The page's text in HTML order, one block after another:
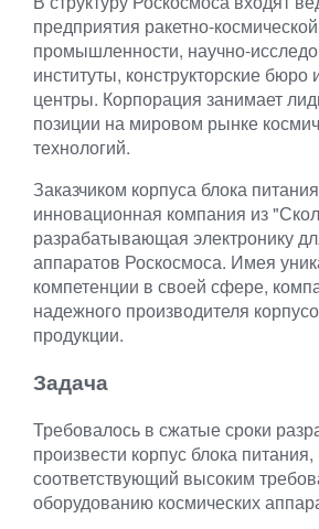
предприятия ракетно-космической
промышленности, научно-
институты, конструкторские
центры. Корпорация занимает
позиции на мировом рынке
технологий.
Заказчиком корпуса блока
инновационная компания из
разрабатывающая электронику
аппаратов Роскосмоса. Имея
компетенции в своей сфере,
надежного производителя
продукции.
Задача
Требовалось в сжатые сроки
произвести корпус блока питания,
соответствующий высоким
оборудованию космических